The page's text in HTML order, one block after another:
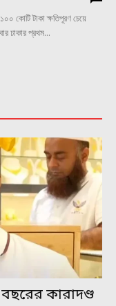
কোটি টাকা ক্ষতিপূরণ চেয়ে
ঢাকার প্রথম...
কারাদণ্ড